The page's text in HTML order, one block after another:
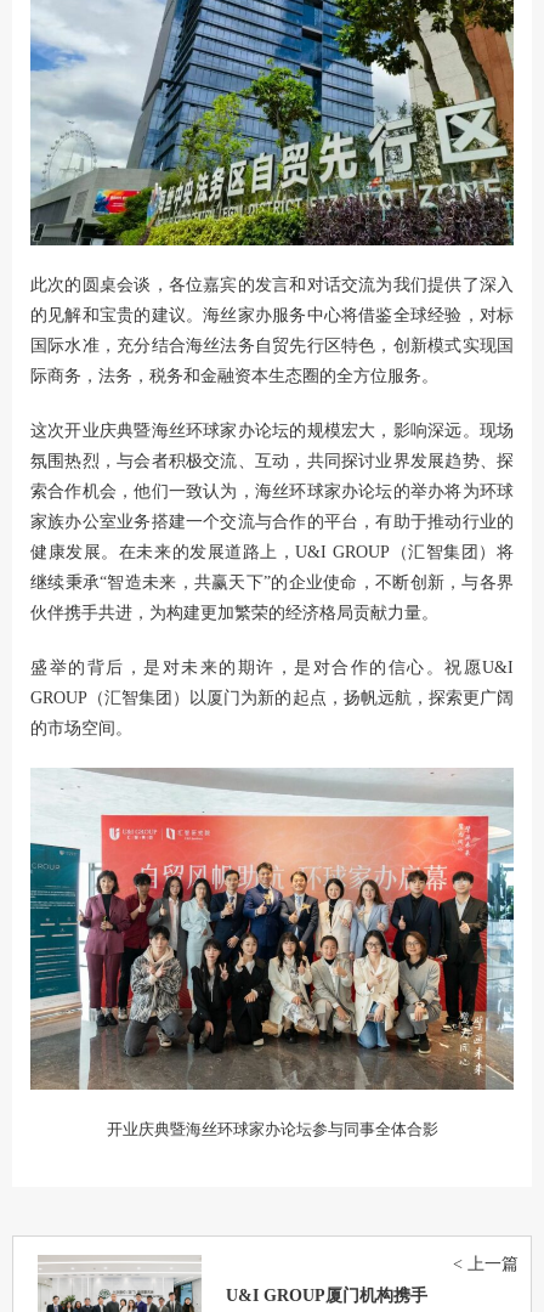
此次的圆桌会谈，各位嘉宾的发言和对话交流为我们提供了深入
的见解和宝贵的建议。海丝家办服务中心将借鉴全球经验，对标
国际水准，充分结合海丝法务自贸先行区特色，创新模式实现国
际商务，法务，税务和金融资本生态圈的全方位服务。
这次开业庆典暨海丝环球家办论坛的规模宏大，影响深远。现场
氛围热烈，与会者积极交流、互动，共同探讨业界发展趋势、探
索合作机会，他们一致认为，海丝环球家办论坛的举办将为环球
家族办公室业务搭建一个交流与合作的平台，有助于推动行业的
健康发展。在未来的发展道路上，U&I GROUP（汇智集团）将
继续秉承“智造未来，共赢天下”的企业使命，不断创新，与各界
伙伴携手共进，为构建更加繁荣的经济格局贡献力量。
盛举的背后，是对未来的期许，是对合作的信心。祝愿U&I
GROUP（汇智集团）以厦门为新的起点，扬帆远航，探索更广阔
的市场空间。
开业庆典暨海丝环球家办论坛参与同事全体合影
U&I GROUP厦门机构携手
< 上一篇